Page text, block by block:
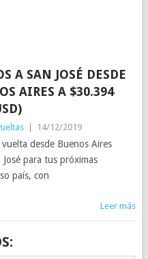
A SAN JOSÉ DESDE
AIRES A $30.394
14/12/2019
desde Buenos Aires
para tus próximas
país, con
Leer más